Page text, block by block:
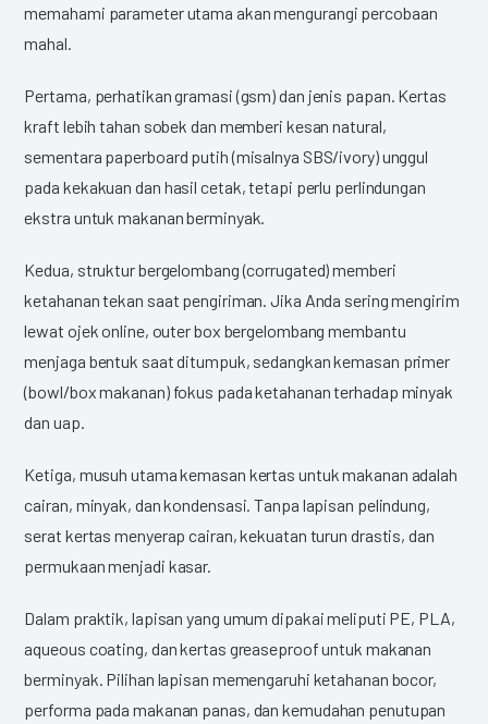
memahami parameter utama akan mengurangi percobaan
mahal.
Pertama, perhatikan gramasi (gsm) dan jenis papan. Kertas
kraft lebih tahan sobek dan memberi kesan natural,
sementara paperboard putih (misalnya SBS/ivory) unggul
pada kekakuan dan hasil cetak, tetapi perlu perlindungan
ekstra untuk makanan berminyak.
Kedua, struktur bergelombang (corrugated) memberi
ketahanan tekan saat pengiriman. Jika Anda sering mengirim
lewat ojek online, outer box bergelombang membantu
menjaga bentuk saat ditumpuk, sedangkan kemasan primer
(bowl/box makanan) fokus pada ketahanan terhadap minyak
dan uap.
Ketiga, musuh utama kemasan kertas untuk makanan adalah
cairan, minyak, dan kondensasi. Tanpa lapisan pelindung,
serat kertas menyerap cairan, kekuatan turun drastis, dan
permukaan menjadi kasar.
Dalam praktik, lapisan yang umum dipakai meliputi PE, PLA,
aqueous coating, dan kertas greaseproof untuk makanan
berminyak. Pilihan lapisan memengaruhi ketahanan bocor,
performa pada makanan panas, dan kemudahan penutupan